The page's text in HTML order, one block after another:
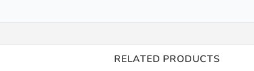
RELATED PRODUCTS